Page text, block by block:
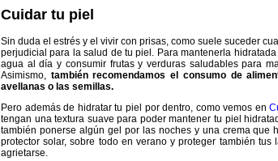
Cuidar tu piel
Sin duda el estrés y el vivir con prisas, como suele suceder
perjudicial para la salud de tu piel. Para mantenerla
agua al día y consumir frutas y verduras saludables para
Asimismo, también recomendamos el consumo de
avellanas o las semillas.
Pero además de hidratar tu piel por dentro, como vemos en
tengan una textura suave para poder mantener tu piel
también ponerse algún gel por las noches y una crema que
protector solar, sobre todo en verano y proteger también
agrietarse.